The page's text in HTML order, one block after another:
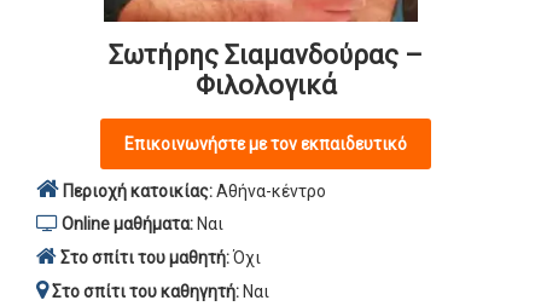
Σωτήρης Σιαμανδούρας –
Φιλολογικά
Επικοινωνήστε με τον εκπαιδευτικό
Περιοχή κατοικίας:Αθήνα-κέντρο
Online μαθήματα: Ναι
Στο σπίτι του μαθητή:Όχι
Στο σπίτι του καθηγητή: Ναι